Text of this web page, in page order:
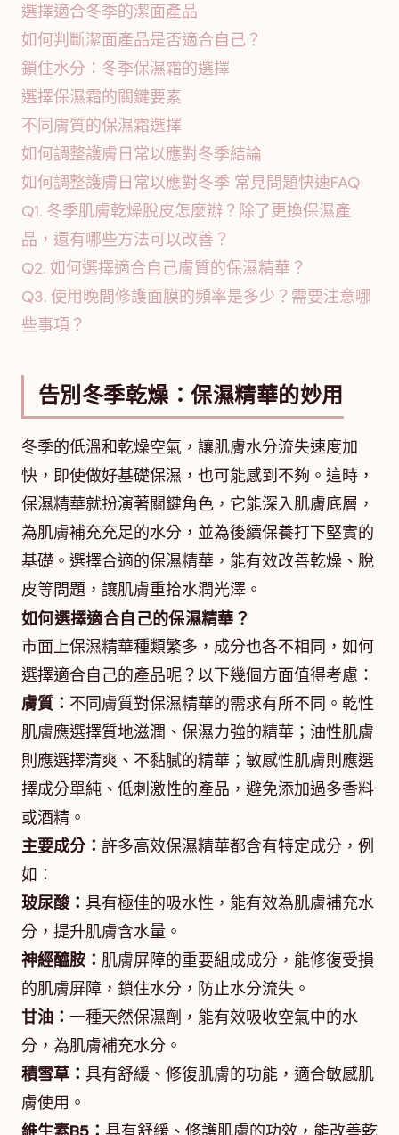
選擇適合冬季的潔面產品
如何判斷潔面產品是否適合自己？
鎖住水分：冬季保濕霜的選擇
選擇保濕霜的關鍵要素
不同膚質的保濕霜選擇
如何調整護膚日常以應對冬季結論
如何調整護膚日常以應對冬季 常見問題快速FAQ
Q1. 冬季肌膚乾燥脫皮怎麼辦？除了更換保濕產
品，還有哪些方法可以改善？
Q2. 如何選擇適合自己膚質的保濕精華？
Q3. 使用晚間修護面膜的頻率是多少？需要注意哪
些事項？
告別冬季乾燥：保濕精華的妙用
冬季的低溫和乾燥空氣，讓肌膚水分流失速度加
快，即使做好基礎保濕，也可能感到不夠。這時，
保濕精華就扮演著關鍵角色，它能深入肌膚底層，
為肌膚補充充足的水分，並為後續保養打下堅實的
基礎。選擇合適的保濕精華，能有效改善乾燥、脫
皮等問題，讓肌膚重拾水潤光澤。
如何選擇適合自己的保濕精華？
市面上保濕精華種類繁多，成分也各不相同，如何
選擇適合自己的產品呢？以下幾個方面值得考慮：
膚質： 不同膚質對保濕精華的需求有所不同。乾性
肌膚應選擇質地滋潤、保濕力強的精華；油性肌膚
則應選擇清爽、不黏膩的精華；敏感性肌膚則應選
擇成分單純、低刺激性的產品，避免添加過多香料
或酒精。
主要成分： 許多高效保濕精華都含有特定成分，例
如：
玻尿酸： 具有極佳的吸水性，能有效為肌膚補充水
分，提升肌膚含水量。
神經醯胺： 肌膚屏障的重要組成成分，能修復受損
的肌膚屏障，鎖住水分，防止水分流失。
甘油： 一種天然保濕劑，能有效吸收空氣中的水
分，為肌膚補充水分。
積雪草： 具有舒緩、修復肌膚的功能，適合敏感肌
膚使用。